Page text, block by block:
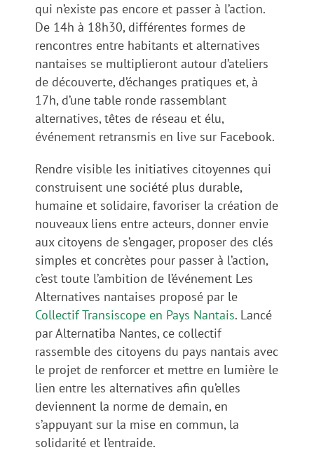
qui n’existe pas encore et passer à l’action.
De 14h à 18h30, différentes formes de
rencontres entre habitants et alternatives
nantaises se multiplieront autour d’ateliers
de découverte, d’échanges pratiques et, à
17h, d’une table ronde rassemblant
alternatives, têtes de réseau et élu,
événement retransmis en live sur Facebook.
Rendre visible les initiatives citoyennes qui
construisent une société plus durable,
humaine et solidaire, favoriser la création de
nouveaux liens entre acteurs, donner envie
aux citoyens de s’engager, proposer des clés
simples et concrètes pour passer à l’action,
c’est toute l’ambition de l’événement Les
Alternatives nantaises proposé par le
Collectif Transiscope en Pays Nantais. Lancé
par Alternatiba Nantes, ce collectif
rassemble des citoyens du pays nantais avec
le projet de renforcer et mettre en lumière le
lien entre les alternatives afin qu’elles
deviennent la norme de demain, en
s’appuyant sur la mise en commun, la
solidarité et l’entraide.